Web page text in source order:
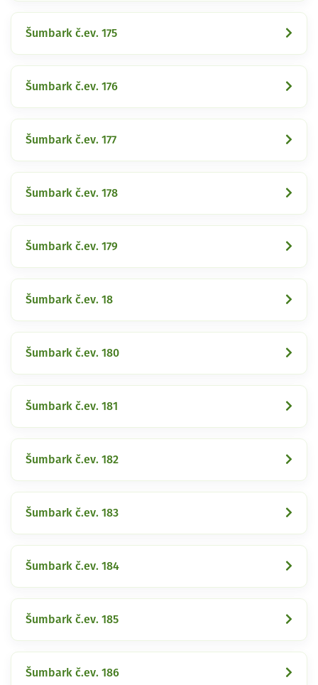
Šumbark č.ev. 175
Šumbark č.ev. 176
Šumbark č.ev. 177
Šumbark č.ev. 178
Šumbark č.ev. 179
Šumbark č.ev. 18
Šumbark č.ev. 180
Šumbark č.ev. 181
Šumbark č.ev. 182
Šumbark č.ev. 183
Šumbark č.ev. 184
Šumbark č.ev. 185
Šumbark č.ev. 186